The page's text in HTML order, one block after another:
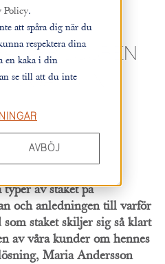
Policy.
att spåra dig när du
respektera dina
en kaka i din
se till att du inte
AVBÖJ
DJUREN
GÅRDEN
av staket på
och anledningen till varför
staket skiljer sig så klart
av våra kunder om hennes
Maria Andersson